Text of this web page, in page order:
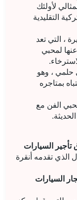
لأولئك
التقليدية
، التي تعد
لمحبي
حلمي ، وهو
بمتاجره
الفن مع
تأجير السيارات
السيارات